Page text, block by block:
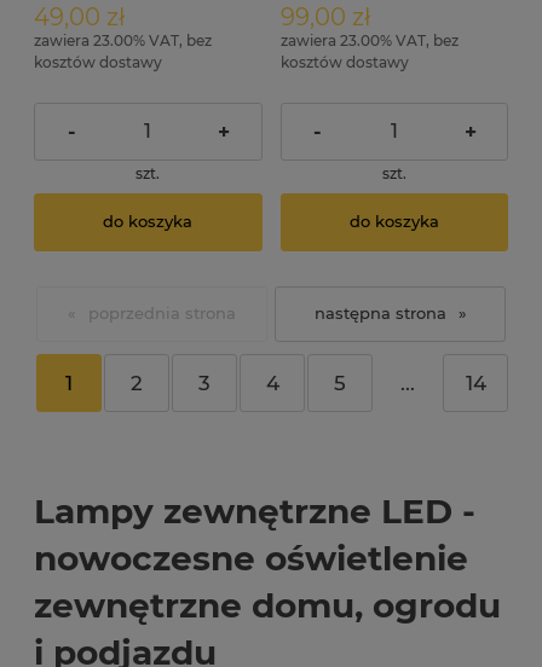
49,00 zł
zawiera 23.00% VAT, bez
kosztów dostawy
- +
szt.
do koszyka
99,00 zł
zawiera 23.00% VAT, bez
kosztów dostawy
- +
szt.
do koszyka
«
1 2 3 4 5 ... 14
»
Lampy zewnętrzne LED -
nowoczesne oświetlenie
zewnętrzne domu, ogrodu
i podjazdu